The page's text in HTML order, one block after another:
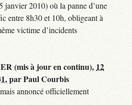
janvier 2010) où la panne d’une
entre 8h30 et 10h, obligeant à
victime d’incidents
(mis à jour en continu), 12
,parPaul Courbis
annoncé officiellement